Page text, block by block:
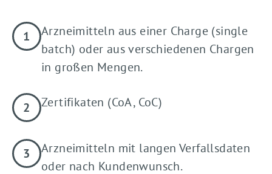
Arzneimitteln aus einer Charge (single
batch) oder aus verschiedenen Chargen
in großen Mengen.
Zertifikaten (CoA, CoC)
Arzneimitteln mit langen Verfallsdaten
oder nach Kundenwunsch.